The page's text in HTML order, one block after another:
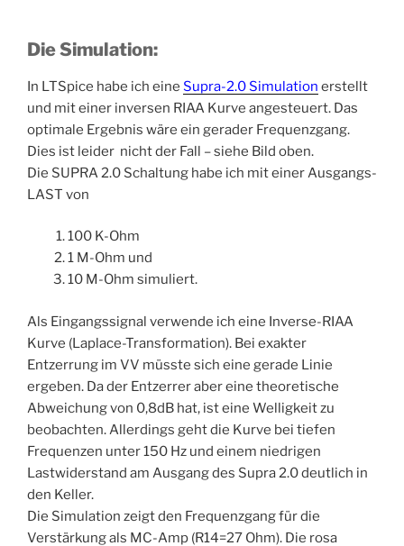
Die Simulation:
In LTSpice habe ich eine Supra-2.0 Simulation erstellt
und mit einer inversen RIAA Kurve angesteuert. Das
optimale Ergebnis wäre ein gerader Frequenzgang.
Dies ist leider nicht der Fall – siehe Bild oben.
Die SUPRA 2.0 Schaltung habe ich mit einer Ausgangs-
LAST von
100 K-Ohm
1 M-Ohm und
10 M-Ohm simuliert.
Als Eingangssignal verwende ich eine Inverse-RIAA
Kurve (Laplace-Transformation). Bei exakter
Entzerrung im VV müsste sich eine gerade Linie
ergeben. Da der Entzerrer aber eine theoretische
Abweichung von 0,8dB hat, ist eine Welligkeit zu
beobachten. Allerdings geht die Kurve bei tiefen
Frequenzen unter 150 Hz und einem niedrigen
Lastwiderstand am Ausgang des Supra 2.0 deutlich in
den Keller.
Die Simulation zeigt den Frequenzgang für die
Verstärkung als MC-Amp (R14=27 Ohm). Die rosa